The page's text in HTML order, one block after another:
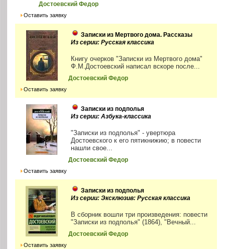
Достоевский Федор
Оставить заявку
Записки из Мертвого дома. Рассказы
Из серии: Русская классика
Книгу очерков "Записки из Мертвого дома"
Ф.М.Достоевский написал вскоре после...
Достоевский Федор
Оставить заявку
Записки из подполья
Из серии: Азбука-классика
"Записки из подполья" - увертюра
Достоевского к его пятикнижию; в повести
нашли свое...
Достоевский Федор
Оставить заявку
Записки из подполья
Из серии: Эксклюзив: Русская классика
В сборник вошли три произведения: повести
"Записки из подполья" (1864), "Вечный...
Достоевский Федор
Оставить заявку